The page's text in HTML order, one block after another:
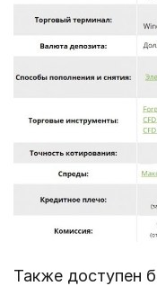
Также доступен